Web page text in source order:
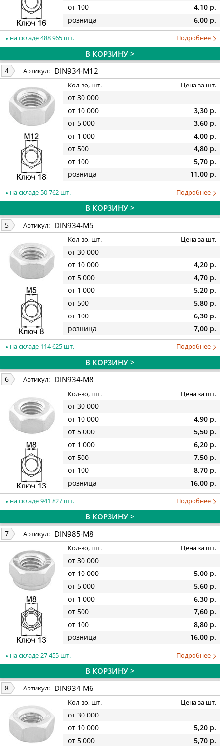
от 100
4,10 р.
розница
6,00 р.
на складе 488 965 шт. Подробнее
В КОРЗИНУ >
4 Артикул: DIN934-M12
Кол-во, шт. Цена за шт.
от 30 000
от 10 000
3,30 р.
от 5 000
3,60 р.
от 1 000
4,00 р.
от 500
4,80 р.
от 100
5,70 р.
розница
11,00 р.
на складе 50 762 шт. Подробнее
В КОРЗИНУ >
5 Артикул: DIN934-M5
Кол-во, шт. Цена за шт.
от 30 000
от 10 000
4,20 р.
от 5 000
4,70 р.
от 1 000
5,20 р.
от 500
5,80 р.
от 100
6,30 р.
розница
7,00 р.
на складе 114 625 шт. Подробнее
В КОРЗИНУ >
6 Артикул: DIN934-M8
Кол-во, шт. Цена за шт.
от 30 000
от 10 000
4,90 р.
от 5 000
5,50 р.
от 1 000
6,20 р.
от 500
7,50 р.
от 100
8,70 р.
розница
16,00 р.
на складе 941 827 шт. Подробнее
В КОРЗИНУ >
7 Артикул: DIN985-M8
Кол-во, шт. Цена за шт.
от 30 000
от 10 000
5,00 р.
от 5 000
5,60 р.
от 1 000
6,30 р.
от 500
7,60 р.
от 100
8,80 р.
розница
16,00 р.
на складе 27 455 шт. Подробнее
В КОРЗИНУ >
8 Артикул: DIN934-M6
Кол-во, шт. Цена за шт.
от 30 000
от 10 000
5,20 р.
от 5 000
5,70 р.